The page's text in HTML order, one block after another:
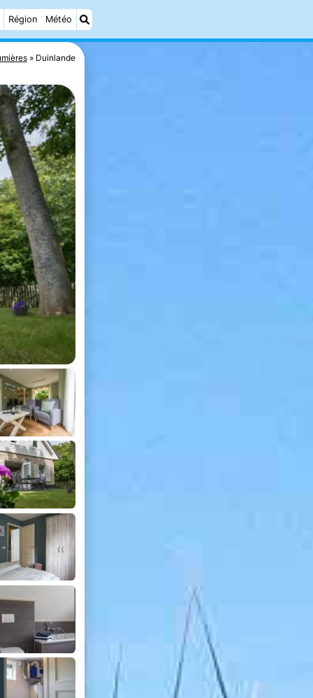
Région Météo
Duinlande